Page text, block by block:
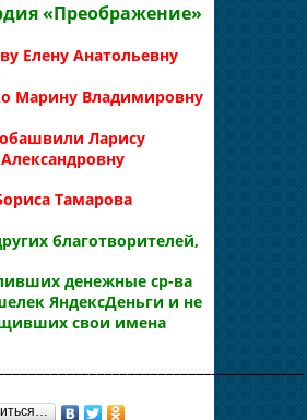
«Преображение»
Елену Анатольевну
Марину Владимировну
Ларису
Александровну
Тамарова
благотворителей,
денежные ср-ва
ЯндексДеньги и не
свои имена